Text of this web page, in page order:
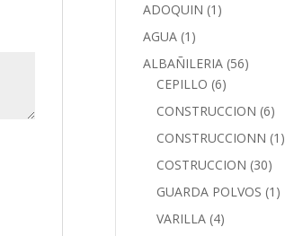
ADOQUIN (1)
AGUA (1)
ALBAÑILERIA (56)
CEPILLO (6)
CONSTRUCCION (6)
CONSTRUCCIONN (1)
COSTRUCCION (30)
GUARDA POLVOS (1)
VARILLA (4)